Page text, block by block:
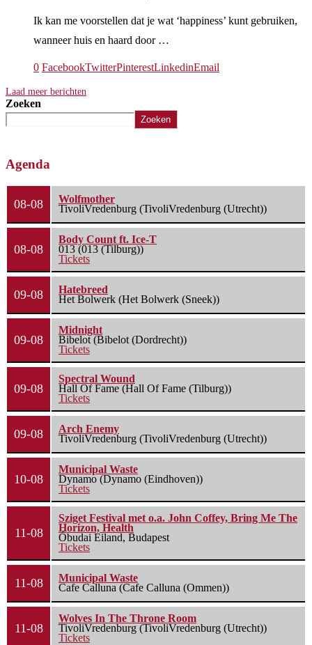
Ik kan me voorstellen dat je wat ‘happiness’ kunt gebruiken,
wanneer huis en haard door …
0 FacebookTwitterPinterestLinkedinEmail
Laad meer berichten
Zoeken
Zoeken
Agenda
08-08
Wolfmother
TivoliVredenburg (TivoliVredenburg (Utrecht))
08-08
Body Count ft. Ice-T
013 (013 (Tilburg))
Tickets
09-08
Hatebreed
Het Bolwerk (Het Bolwerk (Sneek))
09-08
Midnight
Bibelot (Bibelot (Dordrecht))
Tickets
09-08
Spectral Wound
Hall Of Fame (Hall Of Fame (Tilburg))
Tickets
09-08
Arch Enemy
TivoliVredenburg (TivoliVredenburg (Utrecht))
10-08
Municipal Waste
Dynamo (Dynamo (Eindhoven))
Tickets
11-08
Sziget Festival met o.a. John Coffey, Bring Me The
Horizon, Health
Óbudai Eiland, Budapest
Tickets
11-08
Municipal Waste
Cafe Calluna (Cafe Calluna (Ommen))
11-08
Wolves In The Throne Room
TivoliVredenburg (TivoliVredenburg (Utrecht))
Tickets